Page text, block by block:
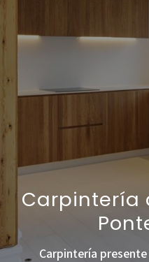
Carpintería
Carpintería